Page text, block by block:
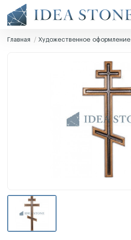
Главная Художественное оформление